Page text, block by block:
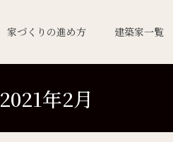
家づくりの進め方 建築家一覧
2021年2月